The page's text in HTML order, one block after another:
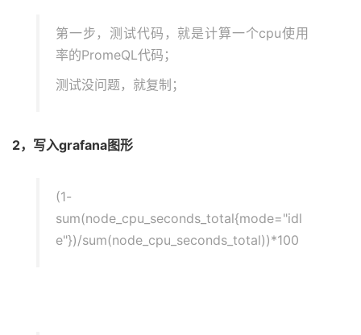
第一步，测试代码，就是计算一个cpu使用
率的PromeQL代码；
测试没问题，就复制；
2，写入grafana图形
(1-
sum(node_cpu_seconds_total{mode="idl
e"})/sum(node_cpu_seconds_total))*100